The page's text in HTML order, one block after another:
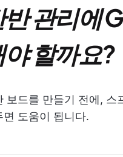
반 관리에
야 할까요?
보드를 만들기 전에, 스
면 도움이 됩니다.